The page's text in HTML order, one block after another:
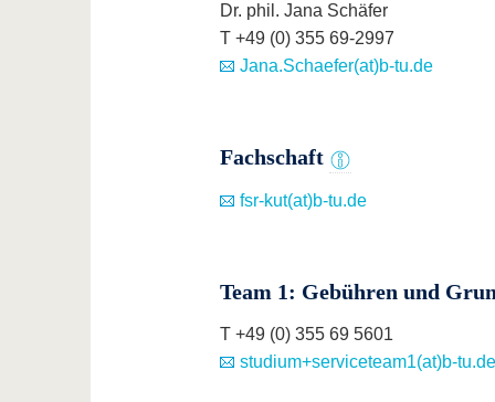
Dr. phil. Jana Schäfer
T +49 (0) 355 69-2997
Jana.Schaefer(at)b-tu.de
Fachschaft
fsr-kut(at)b-tu.de
Team 1: Gebühren und
T +49 (0) 355 69 5601
studium+serviceteam1(at)b-tu.de